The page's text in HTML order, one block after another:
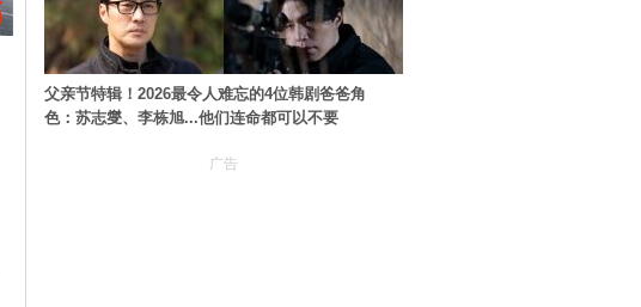
父亲节特辑！2026最令人难忘的4位韩剧爸爸角
色：苏志燮、李栋旭...他们连命都可以不要
广告